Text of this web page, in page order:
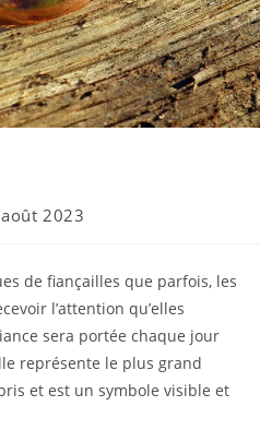
:
2023
de fiançailles que parfois, les
l’attention qu’elles
sera portée chaque jour
représente le plus grand
et est un symbole visible et